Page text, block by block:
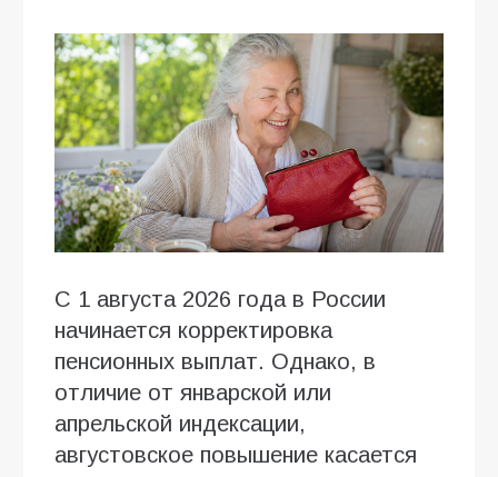
С 1 августа 2026 года в России
начинается корректировка
пенсионных выплат. Однако, в
отличие от январской или
апрельской индексации,
августовское повышение касается